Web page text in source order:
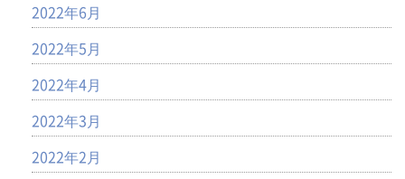
2022年6月
2022年5月
2022年4月
2022年3月
2022年2月